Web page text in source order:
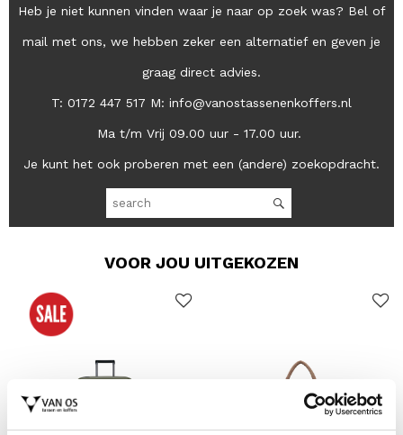
Heb je niet kunnen vinden waar je naar op zoek was? Bel of
mail met ons, we hebben zeker een alternatief en geven je
graag direct advies.
T: 0172 447 517 M: info@vanostassenenkoffers.nl
Ma t/m Vrij 09.00 uur - 17.00 uur.
Je kunt het ook proberen met een (andere) zoekopdracht.
VOOR JOU UITGEKOZEN